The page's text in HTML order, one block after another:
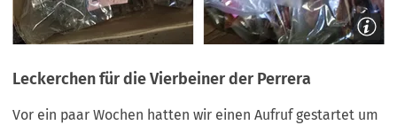
Leckerchen für die Vierbeiner der Perrera
Vor ein paar Wochen hatten wir einen Aufruf gestartet um